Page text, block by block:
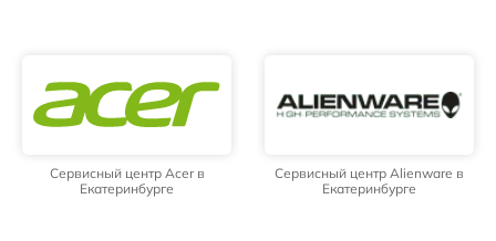
Сервисный центр Acer в
Екатеринбурге
Сервисный центр Alienware в
Екатеринбурге